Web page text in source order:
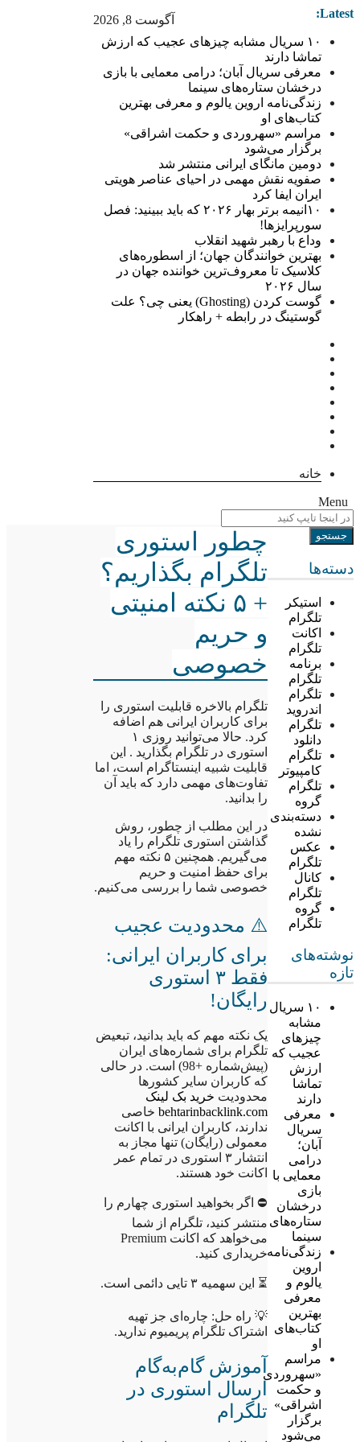
آگوست 8, 2026 Latest:
۱۰ سریال مشابه چیزهای عجیب که ارزش
تماشا دارند
معرفی سریال آبان؛ درامی معمایی با بازی
درخشان ستاره‌های سینما
زندگی‌نامه اروین یالوم و معرفی بهترین
کتاب‌های او
مراسم «سهروردی و حکمت اشراقی»
برگزار می‌شود
دومین مانگای ایرانی منتشر شد
صفویه نقش مهمی در احیای عناصر هویتی
ایران ایفا کرد
۱۰انیمه برتر بهار ۲۰۲۶ که باید ببینید: فصل
سورپرایزها!
وداع با رهبر شهید انقلاب
بهترین خوانندگان جهان؛ از اسطوره‌های
کلاسیک تا معروف‌ترین خواننده جهان در
سال ۲۰۲۶
گوست کردن (Ghosting) یعنی چی؟ علت
گوستینگ در رابطه + راهکار
خانه
Menu
دسته‌ها
استیکر
تلگرام
اکانت
تلگرام
برنامه
تلگرام
تلگرام
اندروید
تلگرام
دانلود
تلگرام
کامپیوتر
تلگرام
گروه
دسته‌بندی
نشده
عکس
تلگرام
کانال
تلگرام
گروه
تلگرام
نوشته‌های
تازه
۱۰ سریال
مشابه
چیزهای
عجیب که
ارزش
تماشا
دارند
معرفی
سریال
آبان؛
درامی
معمایی با
بازی
درخشان
ستاره‌های
سینما
زندگی‌نامه
اروین
یالوم و
معرفی
بهترین
کتاب‌های
او
مراسم
«سهروردی
و حکمت
اشراقی»
برگزار
می‌شود
چطور استوری
تلگرام بگذاریم؟
+ ۵ نکته امنیتی
و حریم
خصوصی
تلگرام بالاخره قابلیت استوری را
برای کاربران ایرانی هم اضافه
کرد. حالا می‌توانید روزی ۱
استوری در تلگرام بگذارید . این
قابلیت شبیه اینستاگرام است، اما
تفاوت‌های مهمی دارد که باید آن
را بدانید.
در این مطلب از چطور، روش
گذاشتن استوری تلگرام را یاد
می‌گیریم. همچنین ۵ نکته مهم
برای حفظ امنیت و حریم
خصوصی شما را بررسی می‌کنیم.
⚠️ محدودیت عجیب
برای کاربران ایرانی:
فقط ۳ استوری
رایگان!
یک نکته مهم که باید بدانید، تبعیض
تلگرام برای شماره‌های ایران
(پیش‌شماره +98) است. در حالی
که کاربران سایر کشورها
محدودیت خرید بک لینک
behtarinbacklink.comخاصی
ندارند، کاربران ایرانی با اکانت
معمولی (رایگان) تنها مجاز به
انتشار ۳ استوری در تمام عمر
اکانت خود هستند.
⛔ اگر بخواهید استوری چهارم را
منتشر کنید، تلگرام از شما
می‌خواهد که اکانت Premium
خریداری کنید.
⏳ این سهمیه ۳ تایی دائمی است.
💡 راه حل: چاره‌ای جز تهیه
اشتراک تلگرام پریمیوم ندارید.
آموزش گام‌به‌گام
ارسال استوری در
تلگرام